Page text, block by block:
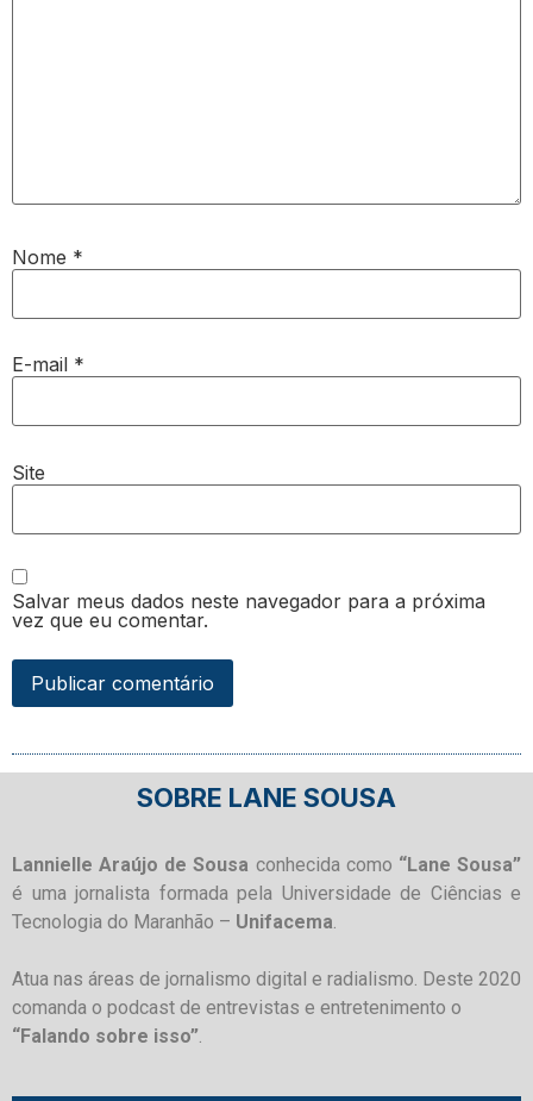
Nome *
E-mail *
Site
Salvar meus dados neste navegador para a próxima
vez que eu comentar.
SOBRE LANE SOUSA
Lannielle Araújo de Sousa conhecida como “Lane Sousa”
é uma jornalista formada pela Universidade de Ciências e
Tecnologia do Maranhão – Unifacema.
Atua nas áreas de jornalismo digital e radialismo. Deste 2020
comanda o podcast de entrevistas e entretenimento o
“Falando sobre isso”.